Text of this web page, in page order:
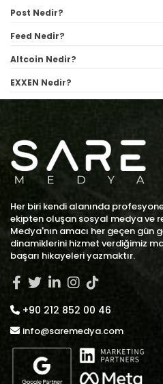
Post Nedir?
Feed Nedir?
Altcoin Nedir?
EXXEN Nedir?
Her biri kendi alanında
ekipten oluşan sosyal medya ve
Medya'nın amacı her geçen
dinamiklerini hizmet verdiğimiz
başarı hikayeleri yazmaktır.
+90 212 852 00 46
info@saremedya.com